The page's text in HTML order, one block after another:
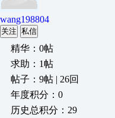
wang198804
关注 私信
精华：0帖
求助：1帖
帖子：9帖 | 26回
年度积分：0
历史总积分：29